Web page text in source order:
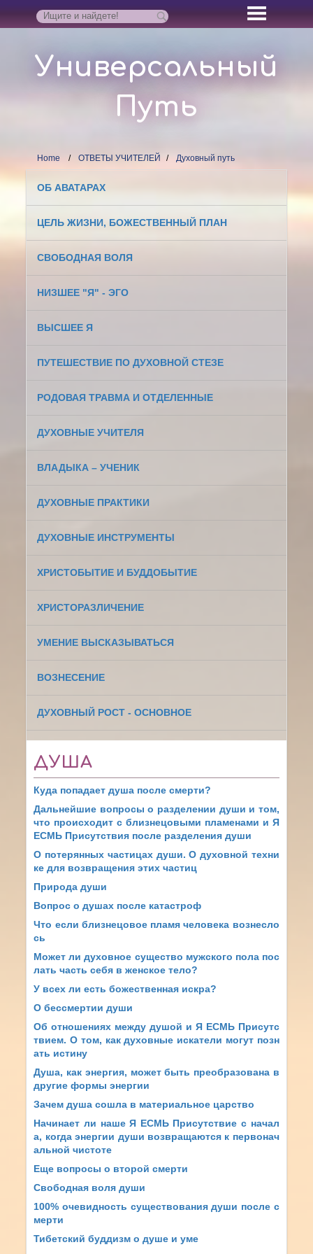
Универсальный
Путь
Home ОТВЕТЫ УЧИТЕЛЕЙ Духовный путь
ОБ АВАТАРАХ
ЦЕЛЬ ЖИЗНИ, БОЖЕСТВЕННЫЙ ПЛАН
СВОБОДНАЯ ВОЛЯ
НИЗШЕЕ "Я" - ЭГО
ВЫСШЕЕ Я
ПУТЕШЕСТВИЕ ПО ДУХОВНОЙ СТЕЗЕ
РОДОВАЯ ТРАВМА И ОТДЕЛЕННЫЕ
ДУХОВНЫЕ УЧИТЕЛЯ
ВЛАДЫКА – УЧЕНИК
ДУХОВНЫЕ ПРАКТИКИ
ДУХОВНЫЕ ИНСТРУМЕНТЫ
ХРИСТОБЫТИЕ И БУДДОБЫТИЕ
ХРИСТОРАЗЛИЧЕНИЕ
УМЕНИЕ ВЫСКАЗЫВАТЬСЯ
ВОЗНЕСЕНИЕ
ДУХОВНЫЙ РОСТ - ОСНОВНОЕ
ДУША
Куда попадает душа после смерти?
Дальнейшие вопросы о разделении души и том,
что происходит с близнецовыми пламенами и Я
ЕСМЬ Присутствия после разделения души
О потерянных частицах души. О духовной техни
ке для возвращения этих частиц
Природа души
Вопрос о душах после катастроф
Что если близнецовое пламя человека вознесло
сь
Может ли духовное существо мужского пола пос
лать часть себя в женское тело?
У всех ли есть божественная искра?
О бессмертии души
Об отношениях между душой и Я ЕСМЬ Присутс
твием. О том, как духовные искатели могут позн
ать истину
Душа, как энергия, может быть преобразована в
другие формы энергии
Зачем душа сошла в материальное царство
Начинает ли наше Я ЕСМЬ Присутствие с начал
а, когда энергии души возвращаются к первонач
альной чистоте
Еще вопросы о второй смерти
Свободная воля души
100% очевидность существования души после с
мерти
Тибетский буддизм о душе и уме